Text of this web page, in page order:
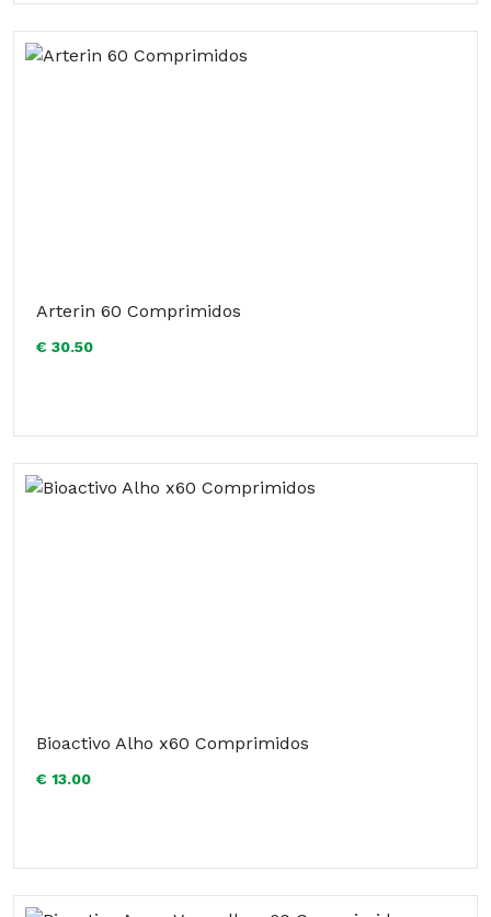
Arterin 60 Comprimidos
€ 30.50
Bioactivo Alho x60 Comprimidos
€ 13.00